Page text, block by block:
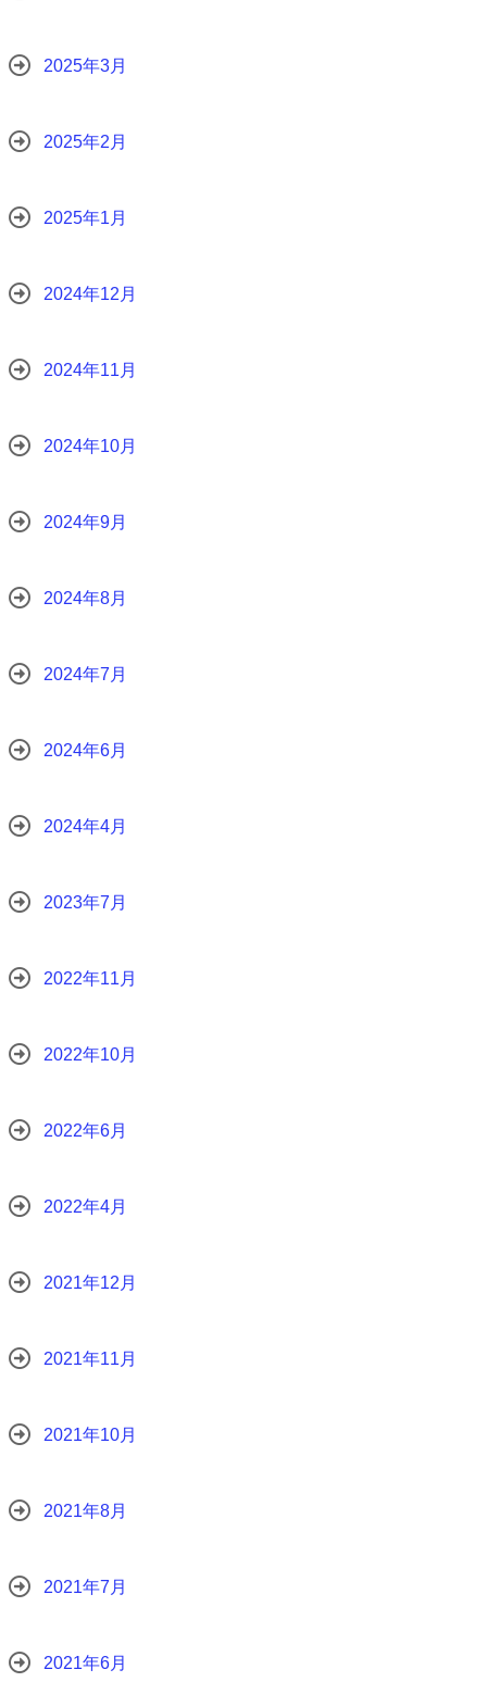
2025年3月
2025年2月
2025年1月
2024年12月
2024年11月
2024年10月
2024年9月
2024年8月
2024年7月
2024年6月
2024年4月
2023年7月
2022年11月
2022年10月
2022年6月
2022年4月
2021年12月
2021年11月
2021年10月
2021年8月
2021年7月
2021年6月